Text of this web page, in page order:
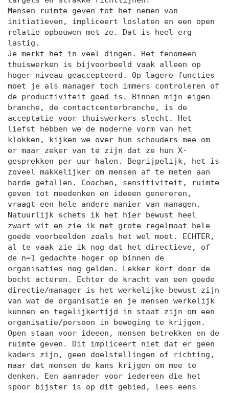
Mensen ruimte geven tot het nemen van
initiatieven, impliceert loslaten en een open
relatie opbouwen met ze. Dat is heel erg
lastig.
Je merkt het in veel dingen. Het fenomeen
thuiswerken is bijvoorbeeld vaak alleen op
hoger niveau geaccepteerd. Op lagere functies
moet je als manager toch immers controleren of
de productiviteit goed is. Binnen mijn eigen
branche, de contactcenterbranche, is de
acceptatie voor thuiswerkers slecht. Het
liefst hebben we de moderne vorm van het
klokken, kijken we over hun schouders mee om
er maar zeker van te zijn dat ze hun X-
gesprekken per uur halen. Begrijpelijk, het is
zoveel makkelijker om mensen af te meten aan
harde getallen. Coachen, sensitiviteit, ruimte
geven tot meedenken en ideeen genereren,
vraagt een hele andere manier van managen.
Natuurlijk schets ik het hier bewust heel
zwart wit en zie ik met grote regelmaat hele
goede voorbeelden zoals het wel moet. ECHTER,
al te vaak zie ik nog dat het directieve, of
de n=1 gedachte hoger op binnen de
organisaties nog gelden. Lekker kort door de
bocht acteren. Echter de kracht van een goede
directie/manager is het werkelijke bewust zijn
van wat de organisatie en je mensen werkelijk
kunnen en tegelijkertijd in staat zijn om een
organisatie/persoon in beweging te krijgen.
Open staan voor ideeen, mensen betrekken en de
ruimte geven. Dit impliceert niet dat er geen
kaders zijn, geen doelstellingen of richting,
maar dat mensen de kans krijgen om mee te
denken. Een aanrader voor iedereen die het
spoor bijster is op dit gebied, lees eens